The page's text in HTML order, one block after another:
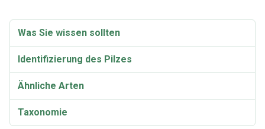
Was Sie wissen sollten
Identifizierung des Pilzes
Ähnliche Arten
Taxonomie